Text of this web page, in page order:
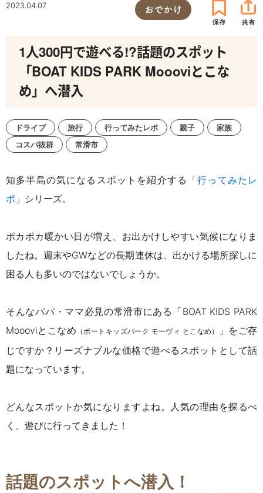
2023.04.07 おでかけ
1人300円で遊べる!?話題のスポット
「BOAT KIDS PARK Moooviとこな
め」へ潜入
ドライブ 旅行 行ってみたレポ 親子
家族
コスパ抜群
常滑市
知多半島の気になるスポットを紹介する「行ってみたレ
ポ 」シリーズ。
ポカポカ暖かい日が増え、お出かけしやすい気候になりま
したね。週末やGWなどの長期連休は、出かける場所探しに
困る人も多いのではないでしょうか。
そんなパパ・ママ必見の常滑市にある「BOAT KIDS PARK
Moooviとこなめ （ボートキッズパーク モーヴィ とこなめ）
」をご存
じですか？リーズナブルな価格で遊べるスポットとして話
題になっています。
どんなスポットか気になりますよね。人気の理由を探るべ
く、遊びに行ってきました！
話題のスポットへ潜入！